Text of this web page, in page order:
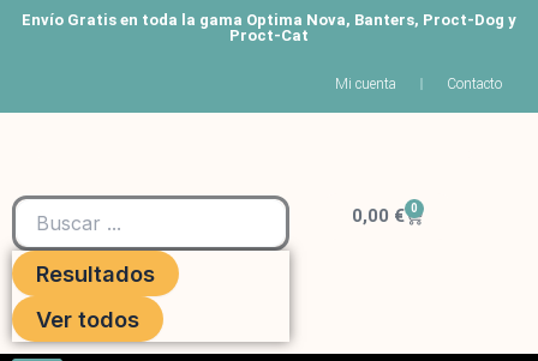
Envío Gratis en toda la gama Optima Nova, Banters, Proct-Dog y
Proct-Cat
Mi cuenta Contacto
Search
Resultados
Ver todos
0,00 € 0
Carrito